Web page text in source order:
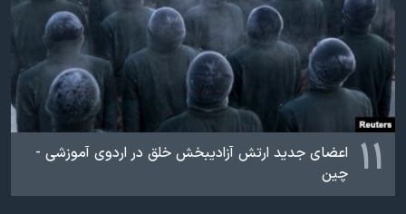
۱۱
اعضای جدید ارتش آزادیبخش خلق در اردوی آموزشی -
چین